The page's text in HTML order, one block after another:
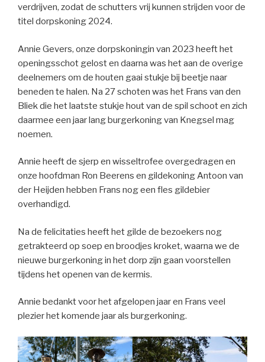
verdrijven, zodat de schutters vrij kunnen strijden voor de
titel dorpskoning 2024.
Annie Gevers, onze dorpskoningin van 2023 heeft het
openingsschot gelost en daarna was het aan de overige
deelnemers om de houten gaai stukje bij beetje naar
beneden te halen. Na 27 schoten was het Frans van den
Bliek die het laatste stukje hout van de spil schoot en zich
daarmee een jaar lang burgerkoning van Knegsel mag
noemen.
Annie heeft de sjerp en wisseltrofee overgedragen en
onze hoofdman Ron Beerens en gildekoning Antoon van
der Heijden hebben Frans nog een fles gildebier
overhandigd.
Na de felicitaties heeft het gilde de bezoekers nog
getrakteerd op soep en broodjes kroket, waarna we de
nieuwe burgerkoning in het dorp zijn gaan voorstellen
tijdens het openen van de kermis.
Annie bedankt voor het afgelopen jaar en Frans veel
plezier het komende jaar als burgerkoning.